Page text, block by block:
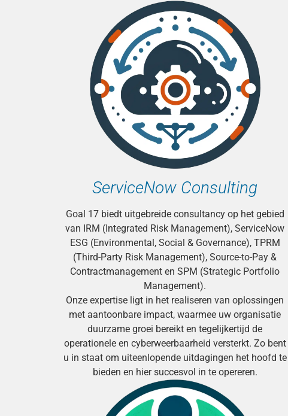
ServiceNow Consulting
Goal 17 biedt uitgebreide consultancy op het gebied
van IRM (Integrated Risk Management), ServiceNow
ESG (Environmental, Social & Governance), TPRM
(Third-Party Risk Management), Source-to-Pay &
Contractmanagement en SPM (Strategic Portfolio
Management).
Onze expertise ligt in het realiseren van oplossingen
met aantoonbare impact, waarmee uw organisatie
duurzame groei bereikt en tegelijkertijd de
operationele en cyberweerbaarheid versterkt. Zo bent
u in staat om uiteenlopende uitdagingen het hoofd te
bieden en hier succesvol in te opereren.